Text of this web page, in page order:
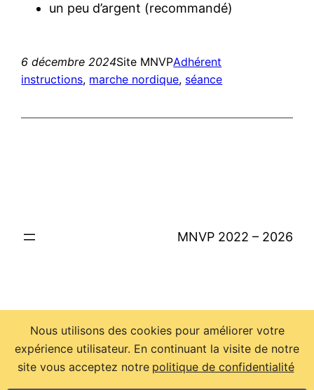
un peu d’argent (recommandé)
6 décembre 2024Site MNVPAdhérent
instructions, marche nordique, séance
MNVP 2022 – 2026
Nous utilisons des cookies pour améliorer votre
expérience utilisateur. En continuant la visite de notre
site vous acceptez notre politique de confidentialité